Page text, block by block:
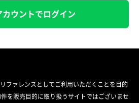
ウントでログイン
ファレンスとしてご利用いただくことを目的
を販売目的に取り扱うサイトではございませ